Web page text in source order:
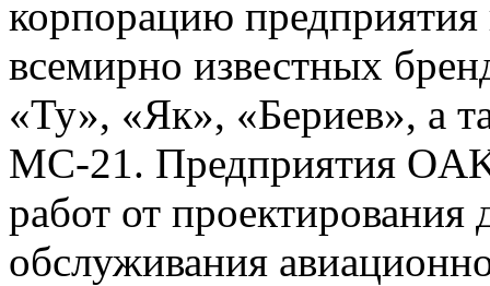
корпорацию
всемирно известных
«Ту», «Як», «Бериев», а
МС-21. Предприятия
работ от
обслуживания